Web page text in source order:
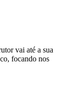
vai até a sua
focando nos